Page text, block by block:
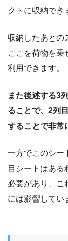
クトに収納でき
収納したあとの
ここを荷物を乗
利用できます。
また後述する3
ることで、2列
することで非常
一方でこのシー
目シートはある
必要があり、こ
には影響してい